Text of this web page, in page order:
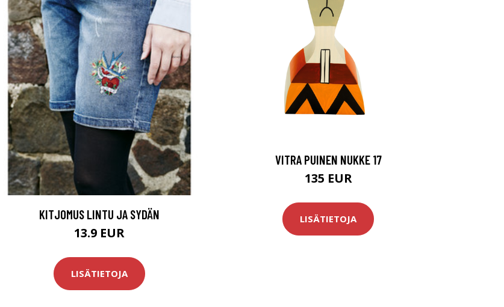
KITJOMUS LINTU JA SYDÄN
13.9 EUR
LISÄTIETOJA
VITRA PUINEN NUKKE 17
135 EUR
LISÄTIETOJA